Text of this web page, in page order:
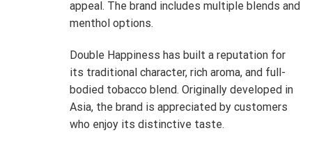
appeal. The brand includes multiple blends and
menthol options.
Double Happiness has built a reputation for
its traditional character, rich aroma, and full-
bodied tobacco blend. Originally developed in
Asia, the brand is appreciated by customers
who enjoy its distinctive taste.